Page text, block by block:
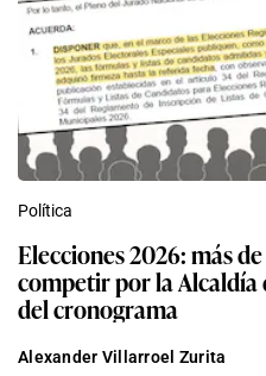
Política
Elecciones 2026: más
competir por la Alcaldía
del cronograma
Alexander Villarroel Zurita